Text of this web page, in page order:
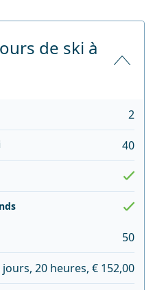
de ski à
2
40
50
jours, 20 heures, € 152,00